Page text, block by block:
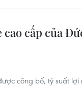
cao cấp của
công bố, tỷ suất